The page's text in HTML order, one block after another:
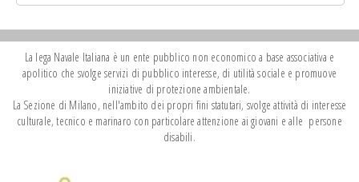
La lega Navale Italiana è un ente pubblico non economico a base associativa e
apolitico che svolge servizi di pubblico interesse, di utilità sociale e promuove
iniziative di protezione ambientale.
La Sezione di Milano, nell'ambito dei propri fini statutari, svolge attività di interesse
culturale, tecnico e marinaro con particolare attenzione ai giovani e alle persone
disabili.